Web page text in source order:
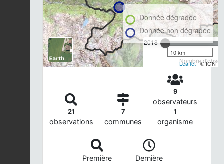
2018
Nombre
Donnée dégradée
Donnée non dégradée
10 km
Leaflet| © IGN
21
observations
7
communes
9
observateurs
1
organisme
Première
Dernière